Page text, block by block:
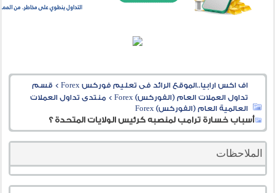
اف اكس ارابيا..الموقع الرائد فى تعليم فوركس Forex > قسم
تداول العملات العام (الفوركس) Forex
> منتدى تداول العملات
العالمية العام (الفوركس) Forex
أسباب خسارة ترامب لمنصبه كرئيس الولايات المتحدة ؟
الملاحظات